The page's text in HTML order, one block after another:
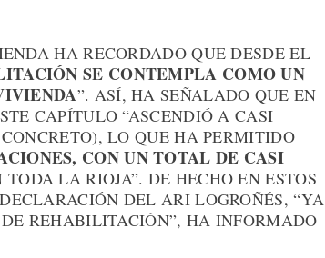
HA RECORDADO QUE DESDE EL
SE CONTEMPLA COMO UN
”. ASÍ, HA SEÑALADO QUE EN
CAPÍTULO “ASCENDIÓ A CASI
LO QUE HA PERMITIDO
CON UN TOTAL DE CASI
TODA LA RIOJA”. DE HECHO EN ESTOS
DEL ARI LOGROÑÉS, “YA
REHABILITACIÓN”, HA INFORMADO